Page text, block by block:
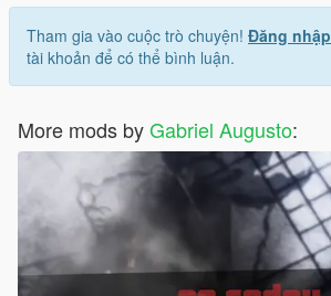
Tham gia vào cuộc trò chuyện! Đăng nhập
tài khoản để có thể bình luận.
More mods byGabriel Augusto: